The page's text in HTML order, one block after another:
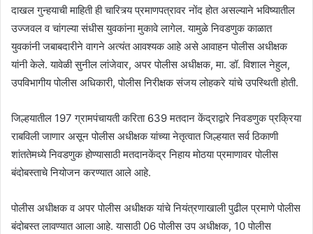
दाखल गुन्हयाची माहिती ही चारित्र्य प्रमाणपत्रावर नोंद होत असल्याने भविष्यातील
उज्जवल व चांगल्या संधीस युवकांना मुकावे लागेल. यामुळे निवडणुक काळात
युवकांनी जबाबदारीने वागने अत्यंत आवश्यक आहे असे आवाहन पोलीस अधीक्षक
यांनी केले. यावेळी सुनील लांजेवार, अपर पोलीस अधीक्षक, मा. डॉ. विशाल नेहुल,
उपविभागीय पोलीस अधिकारी, पोलीस निरीक्षक संजय लोहकरे यांचे उपस्थिती होती.
जिल्हयातील 197 ग्रामपंचायती करिता 639 मतदान केंद्राद्वारे निवडणुक प्रक्रिया
राबविली जाणार असून पोलीस अधीक्षक यांच्या नेतृत्वात जिल्हयात सर्व ठिकाणी
शांततेमध्ये निवडणुक होण्यासाठी मतदानकेंद्र निहाय मोठया प्रमाणावर पोलीस
बंदोबस्ताचे नियोजन करण्यात आले आहे.
पोलीस अधीक्षक व अपर पोलीस अधीक्षक यांचे नियंत्रणाखाली पुढील प्रमाणे पोलीस
बंदोबस्त लावण्यात आला आहे. यासाठी 06 पोलीस उप अधीक्षक, 10 पोलीस